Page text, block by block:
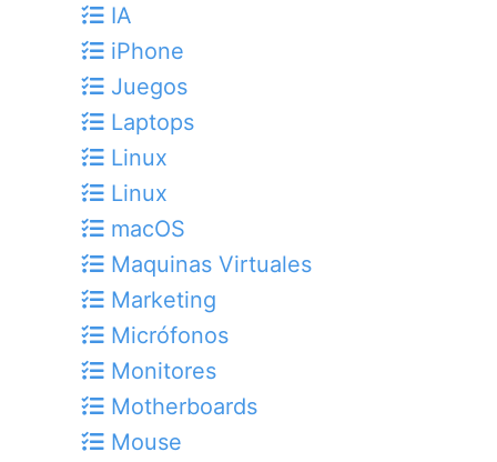
IA
iPhone
Juegos
Laptops
Linux
Linux
macOS
Maquinas Virtuales
Marketing
Micrófonos
Monitores
Motherboards
Mouse